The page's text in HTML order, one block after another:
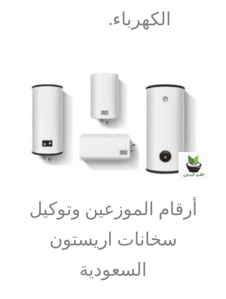
الكهرباء.
أرقام الموزعين وتوكيل
سخانات اريستون
السعودية